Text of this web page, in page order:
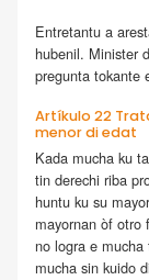
Entretantu a
hubenil. Minister
pregunta tokante
Artíkulo 22
menor di edat
Kada mucha ku
tin derechi riba
huntu ku su
mayornan òf otro
no logra e
mucha sin kuido